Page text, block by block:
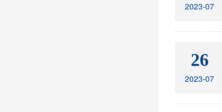
2023-07
26
2023-07